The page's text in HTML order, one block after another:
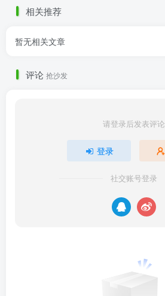
相关推荐
暂无相关文章
评论 抢沙发
请登录后发表评论
登录
社交账号登录